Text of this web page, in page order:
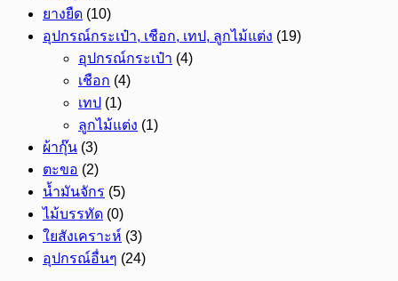
ยางยืด (10)
อุปกรณ์กระเป๋า, เชือก, เทป, ลูกไม้แต่ง (19)
อุปกรณ์กระเป๋า (4)
เชือก (4)
เทป (1)
ลูกไม้แต่ง (1)
ผ้ากุ๊น (3)
ตะขอ (2)
น้ำมันจักร (5)
ไม้บรรทัด (0)
ใยสังเคราะห์ (3)
อุปกรณ์อื่นๆ (24)